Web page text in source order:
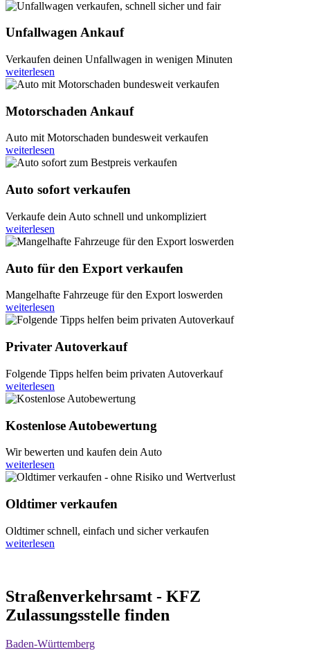
Unfallwagen Ankauf
Verkaufen deinen Unfallwagen in wenigen Minuten
weiterlesen
Motorschaden Ankauf
Auto mit Motorschaden bundesweit verkaufen
weiterlesen
Auto sofort verkaufen
Verkaufe dein Auto schnell und unkompliziert
weiterlesen
Auto für den Export verkaufen
Mangelhafte Fahrzeuge für den Export loswerden
weiterlesen
Privater Autoverkauf
Folgende Tipps helfen beim privaten Autoverkauf
weiterlesen
Kostenlose Autobewertung
Wir bewerten und kaufen dein Auto
weiterlesen
Oldtimer verkaufen
Oldtimer schnell, einfach und sicher verkaufen
weiterlesen
Straßenverkehrsamt - KFZ
Zulassungsstelle finden
Baden-Württemberg